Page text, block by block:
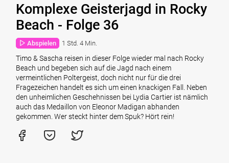
Komplexe Geisterjagd in Rocky
Beach - Folge 36
Abspielen 1 Std. 4 Min.
Timo & Sascha reisen in dieser Folge wieder mal nach Rocky
Beach und begeben sich auf die Jagd nach einem
vermeintlichen Poltergeist, doch nicht nur für die drei
Fragezeichen handelt es sich um einen knackigen Fall. Neben
den unheimlichen Geschehnissen bei Lydia Cartier ist nämlich
auch das Medaillon von Eleonor Madigan abhanden
gekommen. Wer steckt hinter dem Spuk? Hört rein!